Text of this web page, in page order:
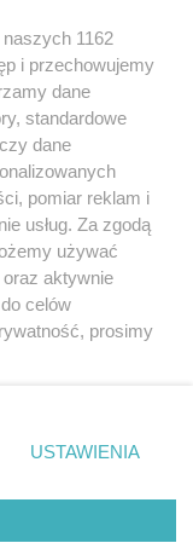
z portali
sięz nami
1162
i przechowujemy
dane
standardowe
dane
pomiar reklam i
usług. Za zgodą
używać
aktywnie
celów
prosimy
rogu strony
nie wymagają
się
miały
USTAWIENIA